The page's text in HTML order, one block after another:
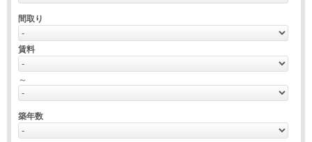
間取り
賃料
～
築年数